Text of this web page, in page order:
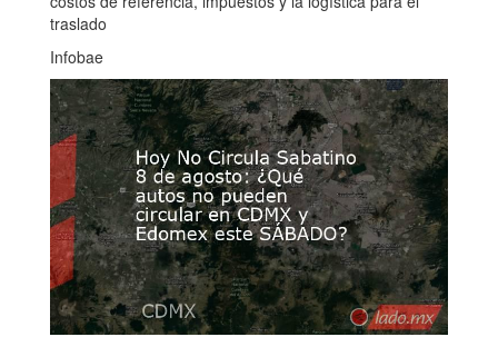
traslado
Infobae